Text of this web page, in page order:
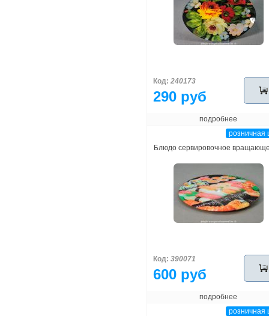
Код: 240173
290 руб
подробнее
розничная
Блюдо сервировочное
Код: 390071
600 руб
подробнее
розничная